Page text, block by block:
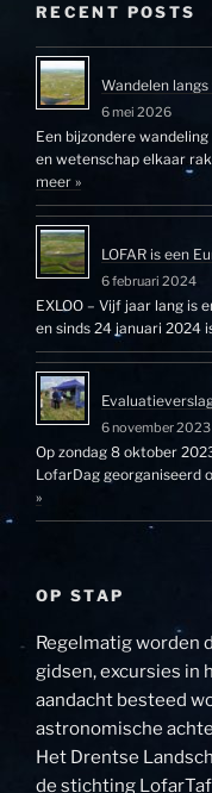
RECENT POSTS
Wandelen
6 mei 2026
Een bijzondere
en wetenschap elkaar
meer »
LOFAR is een
6 februari 2024
EXLOO – Vijf jaar lang is
en sinds 24 januari 2024
6 november 2023
Op zondag 8 oktober
LofarDag georganiseerd
»
OP STAP
Regelmatig worden
gidsen, excursies in
aandacht besteed
astronomische
Het Drentse
de stichting